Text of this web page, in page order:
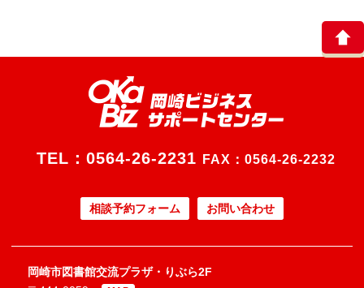
TEL： 0564-26-2231 FAX：0564-26-2232
相談予約フォーム お問い合わせ
岡崎市図書館交流プラザ・りぶら2F